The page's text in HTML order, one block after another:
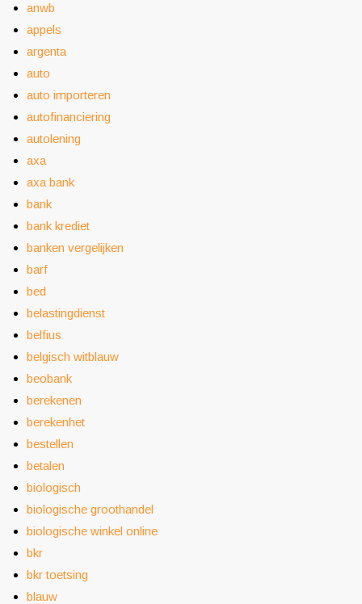
anwb
appels
argenta
auto
auto importeren
autofinanciering
autolening
axa
axa bank
bank
bank krediet
banken vergelijken
barf
bed
belastingdienst
belfius
belgisch witblauw
beobank
berekenen
berekenhet
bestellen
betalen
biologisch
biologische groothandel
biologische winkel online
bkr
bkr toetsing
blauw